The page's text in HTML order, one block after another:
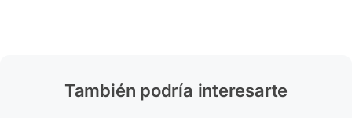
También podría interesarte